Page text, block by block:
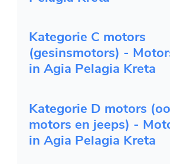
Kategorie C motors
(gesinsmotors) -
in Agia Pelagia Kreta
Kategorie D motors
motors en jeeps) -
in Agia Pelagia Kreta